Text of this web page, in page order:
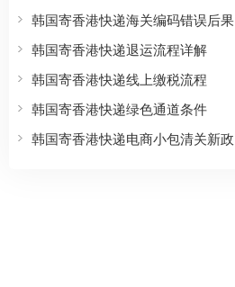
韩国寄香港快递海关编码错误后果
韩国寄香港快递退运流程详解
韩国寄香港快递线上缴税流程
韩国寄香港快递绿色通道条件
韩国寄香港快递电商小包清关新政